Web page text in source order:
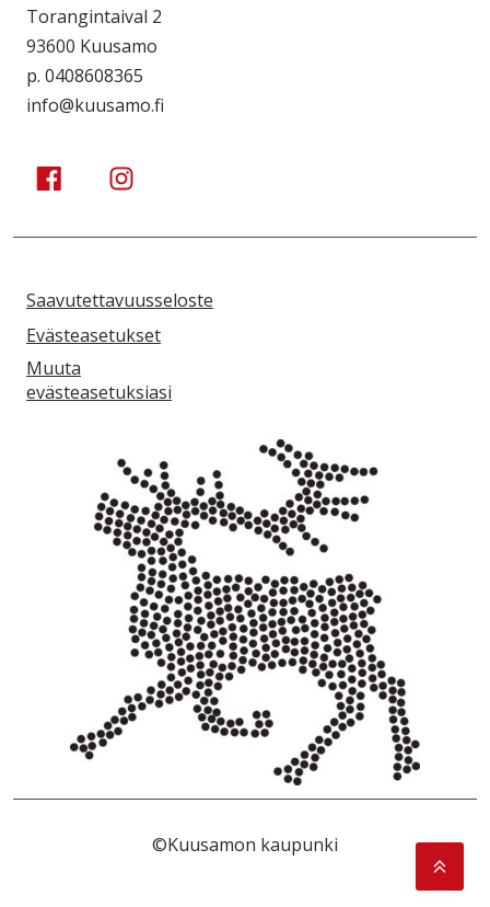
Torangintaival 2
93600 Kuusamo
p. 0408608365
info@kuusamo.fi
Kuusamo Karhuntassu
Kuusamo Karhuntassu
Saavutettavuusseloste
Evästeasetukset
Muuta
evästeasetuksiasi
©Kuusamon kaupunki